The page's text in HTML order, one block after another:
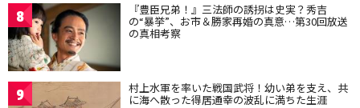
8 『豊臣兄弟！』三法師の誘拐は史実？秀吉
の“暴挙”、お市＆勝家再婚の真意…第30回放送
の真相考察
9 村上水軍を率いた戦国武将！幼い弟を支え、共
に海へ散った得居通幸の波乱に満ちた生涯